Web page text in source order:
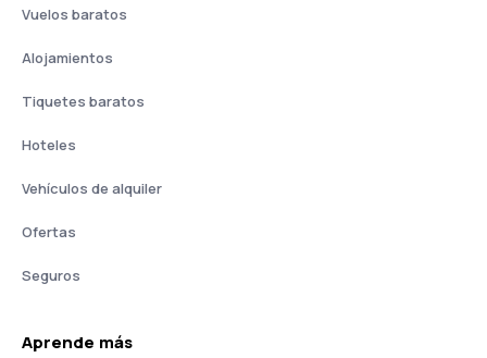
Vuelos baratos
Alojamientos
Tiquetes baratos
Hoteles
Vehículos de alquiler
Ofertas
Seguros
Aprende más